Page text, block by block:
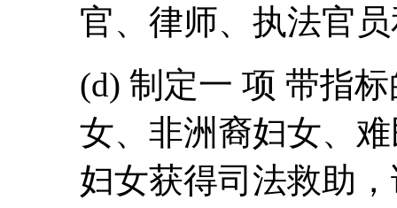
官、律师、执法官
(d) 制定一 项 带指
女、非洲裔妇女、
妇女获得司法救助